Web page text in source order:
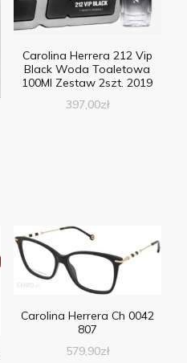
Carolina Herrera 212 Vip
Black Woda Toaletowa
100Ml Zestaw 2szt. 2019
397,00zł
Carolina Herrera Ch 0042
807
579,90zł